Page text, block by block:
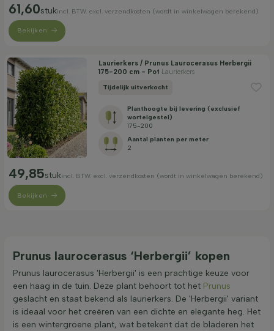
61,60stukincl. BTW. excl. verzendkosten (wordt in winkelwagen berekend)
Bekijken
Laurierkers / Prunus Laurocerasus Herbergii
175-200 cm - Pot Laurierkers
Tijdelijk uitverkocht
Planthoogte bij levering (exclusief
wortelgestel)
175-200
Aantal planten per meter
2
49,85stukincl. BTW. excl. verzendkosten (wordt in winkelwagen berekend)
Bekijken
Prunus laurocerasus ‘Herbergii’ kopen
Prunus laurocerasus 'Herbergii' is een prachtige keuze voor
een haag in de tuin. Deze plant behoort tot het Prunus
geslacht en staat bekend als laurierkers. De 'Herbergii' variant
is ideaal voor het creëren van een dichte en elegante heg. Het
is een wintergroene plant, wat betekent dat de bladeren het